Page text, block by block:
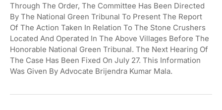
Through The Order, The Committee Has Been Directed
By The National Green Tribunal To Present The Report
Of The Action Taken In Relation To The Stone Crushers
Located And Operated In The Above Villages Before The
Honorable National Green Tribunal. The Next Hearing Of
The Case Has Been Fixed On July 27. This Information
Was Given By Advocate Brijendra Kumar Mala.